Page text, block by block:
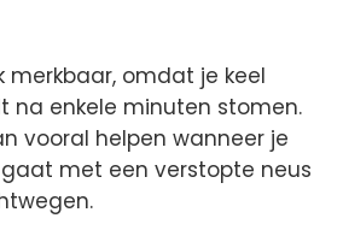
merkbaar, omdat je keel
na enkele minuten stomen.
vooral helpen wanneer je
met een verstopte neus